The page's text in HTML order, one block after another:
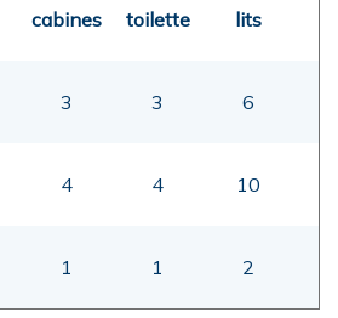
cabines toilette lits
3 3 6
4 4 10
1 1 2